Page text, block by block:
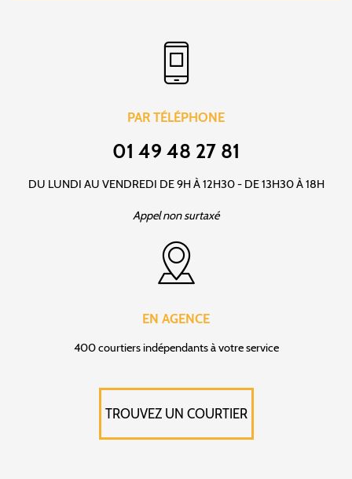
PAR TÉLÉPHONE
01 49 48 27 81
DU LUNDI AU VENDREDI DE 9H À 12H30 - DE 13H30 À 18H
Appel non surtaxé
EN AGENCE
400 courtiers indépendants à votre service
TROUVEZ UN COURTIER